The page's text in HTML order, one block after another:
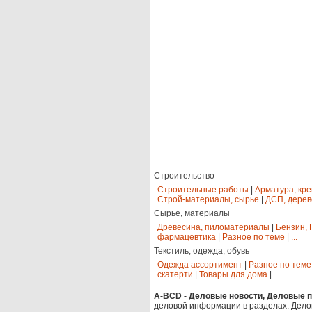
Строительство
Строительные работы
Арматура,
Строй-материалы, сырье
ДСП,
Сырье, материалы
Древесина, пиломатериалы
Бензин,
фармацевтика
Разное по теме
...
Текстиль, одежда, обувь
Одежда ассортимент
Разное по теме
скатерти
Товары для дома ...
A-BCD - Деловые новости, Деловые
деловой информации в разделах: